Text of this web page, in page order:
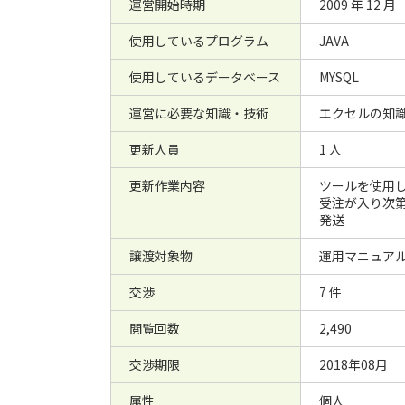
運営開始時期
2009 年 12 月
使用しているプログラム
JAVA
使用しているデータベース
MYSQL
運営に必要な知識・技術
エクセルの知
更新人員
1 人
更新作業内容
ツールを使用
受注が入り次
発送
譲渡対象物
運用マニュア
交渉
7 件
閲覧回数
2,490
交渉期限
2018年08月
属性
個人